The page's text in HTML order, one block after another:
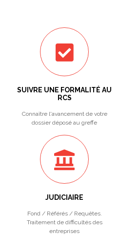
SUIVRE UNE FORMALITÉ AU
RCS
Connaître l'avancement de votre
dossier déposé au greffe
JUDICIAIRE
Fond / Référés / Requêtes.
Traitement de difficultés des
entreprises